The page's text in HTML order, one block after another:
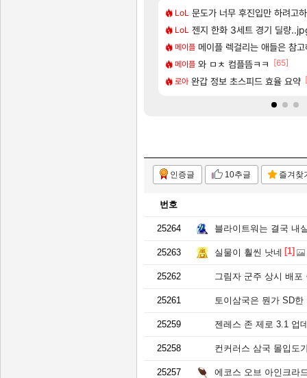
LoL 문도가 너무 후진입만 하려고
LoL 젠지 한화 3세트 경기 딜량
메이플 메이플 렉걸리는 애들은 참고
메이플 와 ㅁㅊ 컴플뜸ㅋㅋ
[65]
로아 완갑 정보 초스피드 효율 요약
여행 7년만에 가족여행을 다녀왔습
아스오라 「에린」 컨셉 포스터 공개
비스트 쿠를 먼저 보내서 기습하는 법
해외겜 스위치2판 ‘몬헌 와일즈’,
리싱크드 리싱크드 1.06 패치노트
인증글 10추글 즐겨찾
번호
25264 블라이트워는 결국 내
25263 실물이 훨씬 낫네 [1]
25262 그림자 군주 상시 배포
25261 토이삼국은 뭔가 SD한
25259 젠레스 존 제로 3.1 업
25258 컨커러스 삼국 몰입도
25257 에코스 오브 아인크라